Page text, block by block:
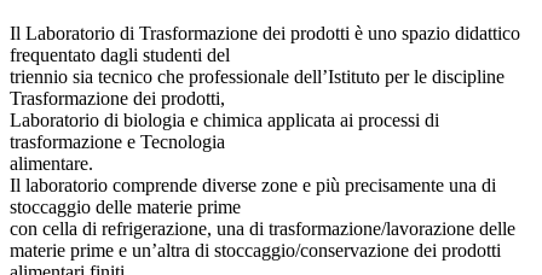
Il Laboratorio di Trasformazione dei prodotti è uno spazio didattico
frequentato dagli studenti del
triennio sia tecnico che professionale dell’Istituto per le discipline
Trasformazione dei prodotti,
Laboratorio di biologia e chimica applicata ai processi di
trasformazione e Tecnologia
alimentare.
Il laboratorio comprende diverse zone e più precisamente una di
stoccaggio delle materie prime
con cella di refrigerazione, una di trasformazione/lavorazione delle
materie prime e un’altra di stoccaggio/conservazione dei prodotti